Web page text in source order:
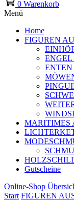
0 Warenkorb
Menü
Home
FIGUREN
ENGEL
MARITIMES
Gutscheine
Online-Shop
Start FIGUREN